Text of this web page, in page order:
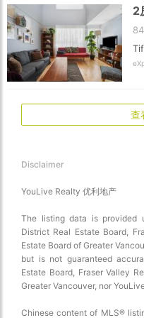
2
查
Disclaimer
YouLive Realty 优利地产
The listing data is provided
District Real Estate Board,
Estate Board of Greater
but is not guaranteed
Estate Board, Fraser Valley
Greater Vancouver, nor
Chinese content of MLS®